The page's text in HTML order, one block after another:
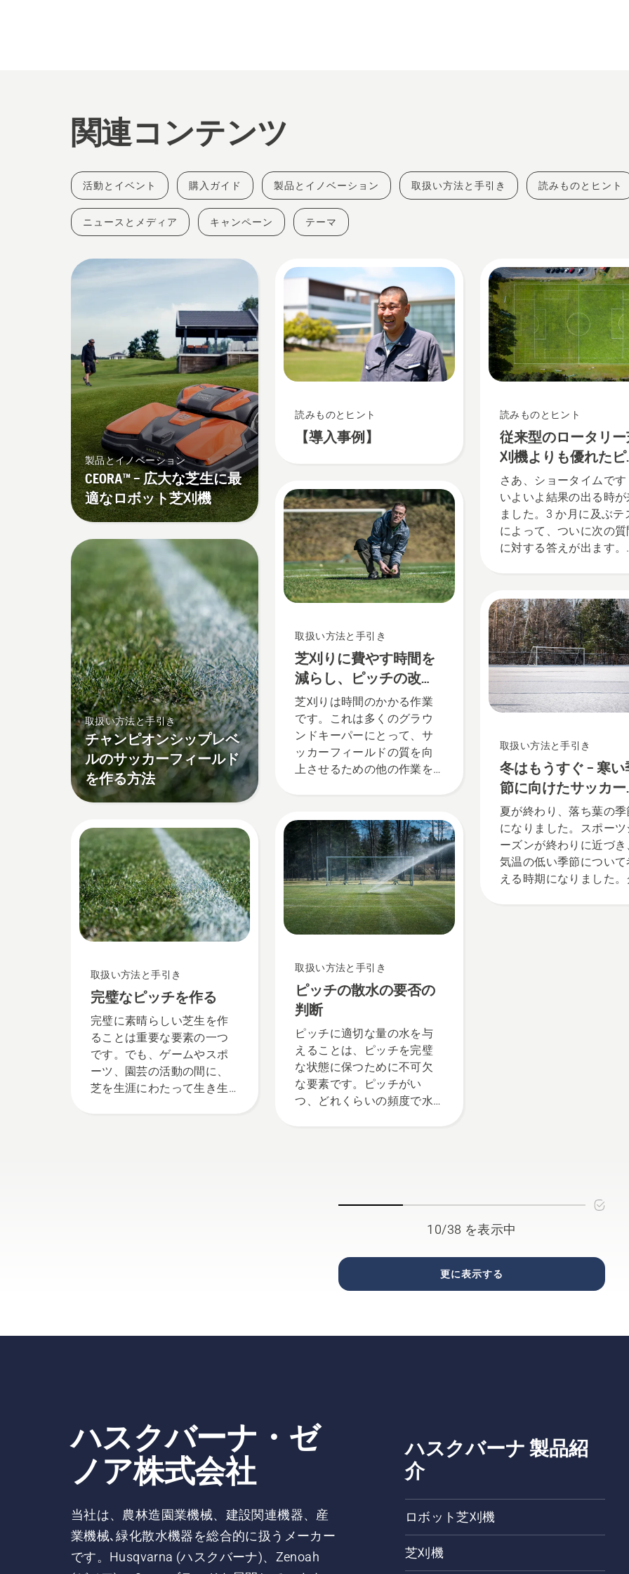
関連コンテンツ
活動とイベント 購入ガイド 製品とイノベーション 取扱い方法と手引き 読みものとヒント
ニュースとメディア キャンペーン テーマ
製品とイノベーション
CEORA™ – 広大な芝生に最
適なロボット芝刈機
取扱い方法と手引き
チャンピオンシップレベ
ルのサッカーフィールド
を作る方法
取扱い方法と手引き
完璧なピッチを作る
完璧に素晴らしい芝生を作
ることは重要な要素の一つ
です。でも、ゲームやスポ
ーツ、園芸の活動の間に、
芝を生涯にわたって生き生
読みものとヒント
【導入事例】
取扱い方法と手引き
芝刈りに費やす時間を
減らし、ピッチの改善
に集中することができ
ます
芝刈りは時間のかかる作業
です。これは多くのグラウ
ンドキーパーにとって、サ
ッカーフィールドの質を向
上させるための他の作業を
であるシメオン・リリェン
ベルグ氏の解決策はシンプ
ルです。それはロボット芝
刈機に作業を任せることで
す。これは多くのサッカー
クラブで、貴重な時間を大
幅に節約できる方法となる
でしょう。
取扱い方法と手引き
ピッチの散水の要否の
判断
ピッチに適切な量の水を与
えることは、ピッチを完璧
な状態に保つために不可欠
な要素です。ピッチがい
つ、どれくらいの頻度で水
原因を排除することができ
すぎていないでしょうか。
読みものとヒント
従来型のロータリ
刈機よりも優れたピ
チを作れる
さあ、ショータイムです
いよいよ結果の出る時が
ました。3 か月に及ぶテ
によって、ついに次の質
に対する答えが出ます。
ッカーフィールドの芝は
従来の芝刈機で刈ったサ
カーフィールドよりも良
状態ですか？ この調査
判は、スウェーデンの国
サッカースタジアム、フ
ンズアリーナのヘッドグ
ウンドキーパーである
用意はいいですか？ では
果を発表します。
取扱い方法と手引き
冬はもうすぐ – 寒い
節に向けたサッカー
ィールドの整備
夏が終わり、落ち葉の季
になりました。スポーツ
ーズンが終わりに近づき
気温の低い季節について
える時期になりました。
10/38 を表示中
更に表示する
ハスクバーナ・ゼ
ノア株式会社
当社は、農林造園業機械、建設関連機器、産
業機械､緑化散水機器を総合的に扱うメーカー
です。Husqvarna (ハスクバーナ)、Zenoah
ハスクバーナ 製品紹
介
ロボット芝刈機
芝刈機